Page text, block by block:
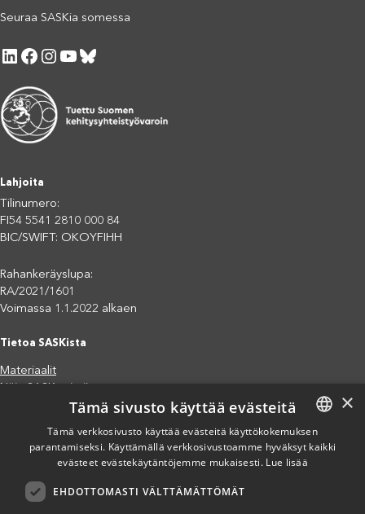
Seuraa SASKia somessa
LinkedIn Facebook Instagram YouTube Bluesky
Lahjoita
Tilinumero:
FI54 5541 2810 000 84
BIC/SWIFT: OKOYFIHH
Rahankeräyslupa:
RA/2021/1601
Voimassa 1.1.2022 alkaen
Tietoa SASKista
Materiaalit
Jäsenjärjestöt
Saavutettavuusseloste
Tietosuojaseloste
Eettiset periaatteet (pdf)
Lahjoita
FINNISH
×
Tämä sivusto käyttää evästeitä
Tämä verkkosivusto käyttää evästeitä käyttökokemuksen
parantamiseksi. Käyttämällä verkkosivustoamme hyväksyt kaikki
evästeet evästekäytäntöjemme mukaisesti. Lue lisää
EHDOTTOMASTI VÄLTTÄMÄTTÖMÄT